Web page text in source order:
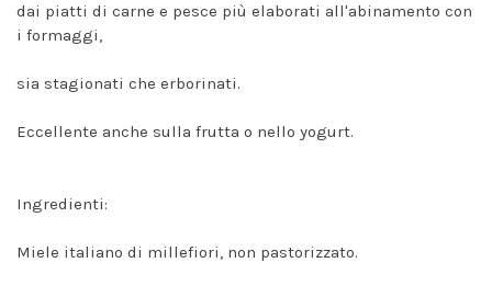
dai piatti di carne e pesce più elaborati all'abinamento con
i formaggi,
sia stagionati che erborinati.
Eccellente anche sulla frutta o nello yogurt.
Ingredienti:
Miele italiano di millefiori, non pastorizzato.